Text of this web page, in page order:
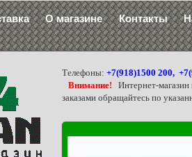
О магазине Контакты
Телефоны:+7(918)1500 200,
Внимание!
Интернет-магазин
заказами обращайтесь по